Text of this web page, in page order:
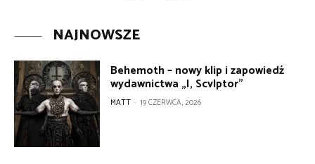
NAJNOWSZE
Behemoth – nowy klip i zapowiedź
wydawnictwa „I, Scvlptor”
MATT - 19 CZERWCA, 2026